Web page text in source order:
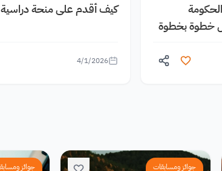
خطوة بخطوة
كيف أقدم على منحة دراسية
4/1/2026
جوائز ومسابقات جوائز